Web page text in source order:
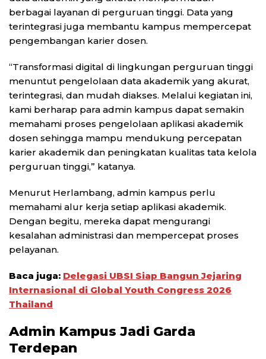
berbagai layanan di perguruan tinggi. Data yang
terintegrasi juga membantu kampus mempercepat
pengembangan karier dosen.
“Transformasi digital di lingkungan perguruan tinggi
menuntut pengelolaan data akademik yang akurat,
terintegrasi, dan mudah diakses. Melalui kegiatan ini,
kami berharap para admin kampus dapat semakin
memahami proses pengelolaan aplikasi akademik
dosen sehingga mampu mendukung percepatan
karier akademik dan peningkatan kualitas tata kelola
perguruan tinggi,” katanya.
Menurut Herlambang, admin kampus perlu
memahami alur kerja setiap aplikasi akademik.
Dengan begitu, mereka dapat mengurangi
kesalahan administrasi dan mempercepat proses
pelayanan.
Baca juga: Delegasi UBSI Siap Bangun Jejaring
Internasional di Global Youth Congress 2026
Thailand
Admin Kampus Jadi Garda
Terdepan